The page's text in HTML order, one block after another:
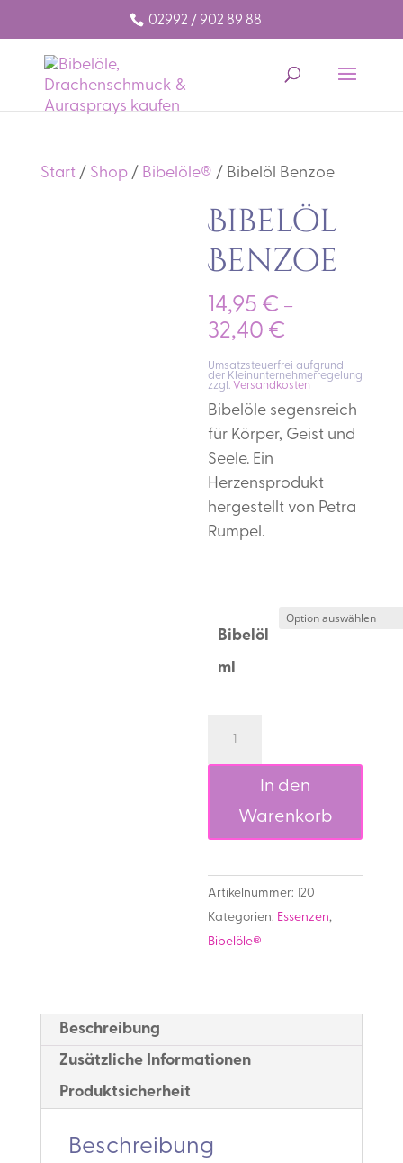
02992 / 902 89 88
Start/ Shop/ Bibelöle® / Bibelöl Benzoe
Bibelöl
Benzoe
14,95 € –
32,40 €
Umsatzsteuerfrei aufgrund
der Kleinunternehmerregelung
zzgl. Versandkosten
Bibelöle segensreich
für Körper, Geist und
Seele. Ein
Herzensprodukt
hergestellt von Petra
Rumpel.
Bibelöl
ml
In den
Warenkorb
Artikelnummer: 120
Kategorien: Essenzen,
Bibelöle®
Beschreibung
Zusätzliche Informationen
Produktsicherheit
Beschreibung